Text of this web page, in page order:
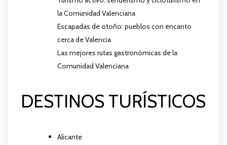
la Comunidad Valenciana
Escapadas de otoño: pueblos con encanto
cerca de Valencia
Las mejores rutas gastronómicas de la
Comunidad Valenciana
DESTINOS TURÍSTICOS
Alicante